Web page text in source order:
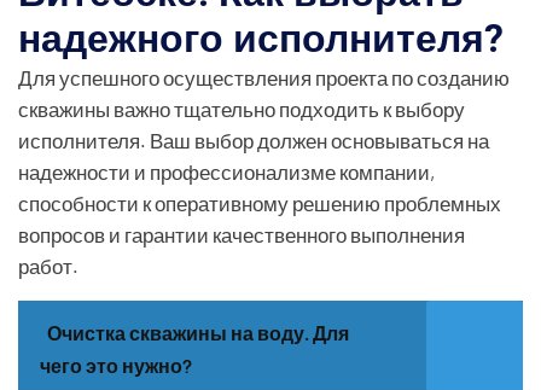
надежного исполнителя?
Для успешного осуществления проекта по созданию
скважины важно тщательно подходить к выбору
исполнителя. Ваш выбор должен основываться на
надежности и профессионализме компании,
способности к оперативному решению проблемных
вопросов и гарантии качественного выполнения
работ.
Очистка скважины на воду. Для
чего это нужно?